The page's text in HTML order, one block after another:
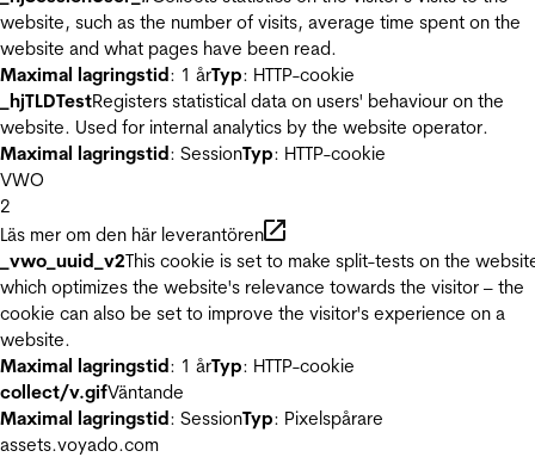
website, such as the number of visits, average time spent on the
website and what pages have been read.
Maximal lagringstid: 1 årTyp: HTTP-cookie
_hjTLDTestRegisters statistical data on users' behaviour on the
website. Used for internal analytics by the website operator.
Maximal lagringstid: SessionTyp: HTTP-cookie
VWO
2
Läs mer om den här leverantören
_vwo_uuid_v2This cookie is set to make split-tests on the
which optimizes the website's relevance towards the visitor – the
cookie can also be set to improve the visitor's experience on a
website.
Maximal lagringstid: 1 årTyp: HTTP-cookie
collect/v.gifVäntande
Maximal lagringstid: SessionTyp: Pixelspårare
assets.voyado.com